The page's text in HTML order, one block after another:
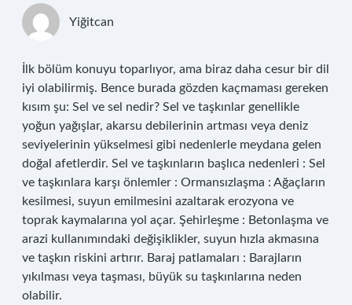
Yiğitcan
İlk bölüm konuyu toparlıyor, ama biraz daha cesur bir dil
iyi olabilirmiş. Bence burada gözden kaçmaması gereken
kısım şu: Sel ve sel nedir? Sel ve taşkınlar genellikle
yoğun yağışlar, akarsu debilerinin artması veya deniz
seviyelerinin yükselmesi gibi nedenlerle meydana gelen
doğal afetlerdir. Sel ve taşkınların başlıca nedenleri : Sel
ve taşkınlara karşı önlemler : Ormansızlaşma : Ağaçların
kesilmesi, suyun emilmesini azaltarak erozyona ve
toprak kaymalarına yol açar. Şehirleşme : Betonlaşma ve
arazi kullanımındaki değişiklikler, suyun hızla akmasına
ve taşkın riskini artırır. Baraj patlamaları : Barajların
yıkılması veya taşması, büyük su taşkınlarına neden
olabilir.